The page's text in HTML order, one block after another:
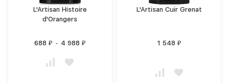
L'Artisan Histoire
d'Orangers
688 ₽ - 4 988 ₽
L'Artisan Cuir Grenat
1 548 ₽